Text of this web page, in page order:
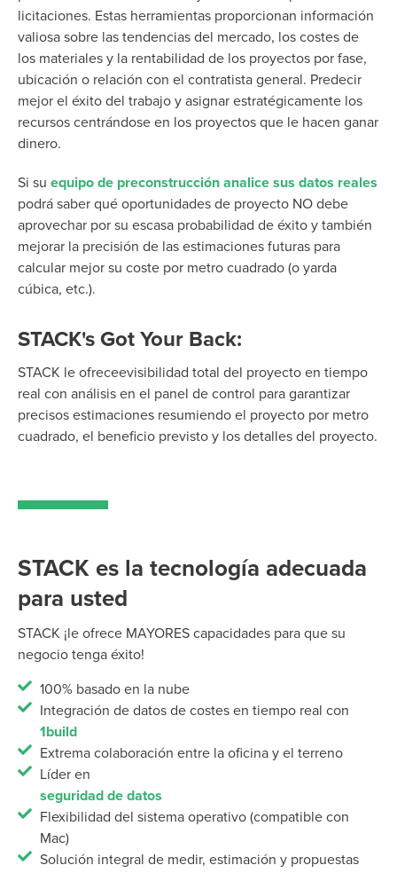
licitaciones. Estas herramientas proporcionan información
valiosa sobre las tendencias del mercado, los costes de
los materiales y la rentabilidad de los proyectos por fase,
ubicación o relación con el contratista general. Predecir
mejor el éxito del trabajo y asignar estratégicamente los
recursos centrándose en los proyectos que le hacen ganar
dinero.
Si su equipo de preconstrucción analice sus datos reales
podrá saber qué oportunidades de proyecto NO debe
aprovechar por su escasa probabilidad de éxito y también
mejorar la precisión de las estimaciones futuras para
calcular mejor su coste por metro cuadrado (o yarda
cúbica, etc.).
STACK's Got Your Back:
STACK le ofreceevisibilidad total del proyecto en tiempo
real con análisis en el panel de control para garantizar
precisos estimaciones resumiendo el proyecto por metro
cuadrado, el beneficio previsto y los detalles del proyecto.
STACK es la tecnología adecuada
para usted
STACK ¡le ofrece MAYORES capacidades para que su
negocio tenga éxito!
100% basado en la nube
Integración de datos de costes en tiempo real con
1build
Extrema colaboración entre la oficina y el terreno
Líder en
seguridad de datos
Flexibilidad del sistema operativo (compatible con
Mac)
Solución integral de medir, estimación y propuestas